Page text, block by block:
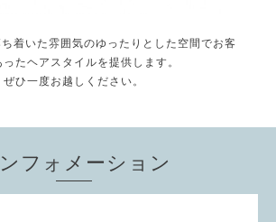
着いた雰囲気のゆったりとした空間でお客
ったヘアスタイルを提供します。
ぜひ一度お越しください。
フォメーション